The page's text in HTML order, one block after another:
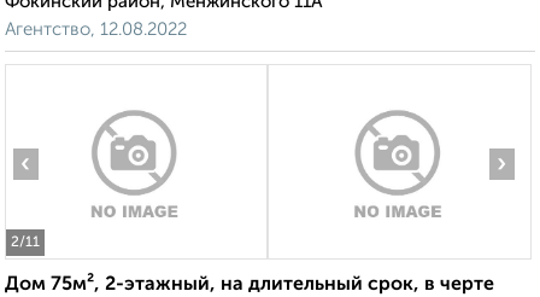
Агентство, 12.08.2022
2/11
‹ ›
Дом 75м², 2-этажный, на длительный срок, в черте